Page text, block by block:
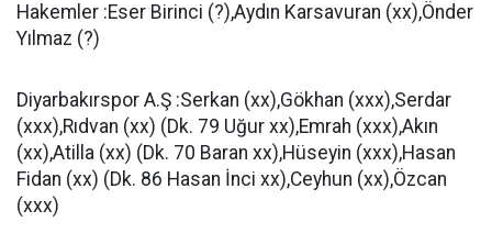
Hakemler :Eser Birinci (?),Aydın Karsavuran (xx),Önder
Yılmaz (?)
Diyarbakırspor A.Ş :Serkan (xx),Gökhan (xxx),Serdar
(xxx),Rıdvan (xx) (Dk. 79 Uğur xx),Emrah (xxx),Akın
(xx),Atilla (xx) (Dk. 70 Baran xx),Hüseyin (xxx),Hasan
Fidan (xx) (Dk. 86 Hasan İnci xx),Ceyhun (xx),Özcan
(xxx)